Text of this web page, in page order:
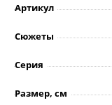
Артикул
Сюжеты
Серия
Размер, см